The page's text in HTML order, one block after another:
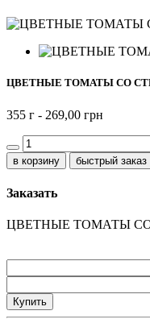
ЦВЕТНЫЕ ТОМАТЫ СО
355 г - 269,00 грн
быстрый заказ
Заказать
ЦВЕТНЫЕ ТОМАТЫ
Купить